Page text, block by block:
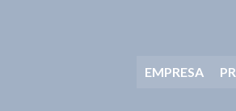
EMPRESA